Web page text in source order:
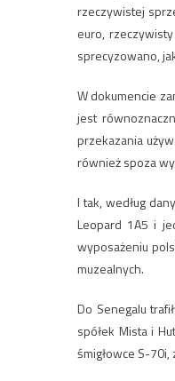
rzeczywistej
euro,
sprecyzowano,
W dokumencie
jest
przekazania
również spoza
I tak, według
Leopard 1A5 i
wyposażeniu
muzealnych.
Do Senegalu
spółek Mista i
śmigłowce S-